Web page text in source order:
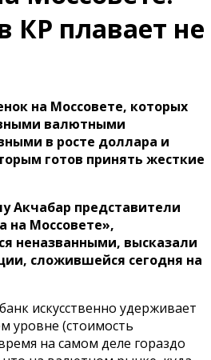
КР плавает не
на Моссовете, которых
валютными
в росте доллара и
готов принять жесткие
Акчабар представители
на Моссовете»,
неназванными, высказали
сложившейся сегодня на
искусственно удерживает
уровне (стоимость
на самом деле гораздо